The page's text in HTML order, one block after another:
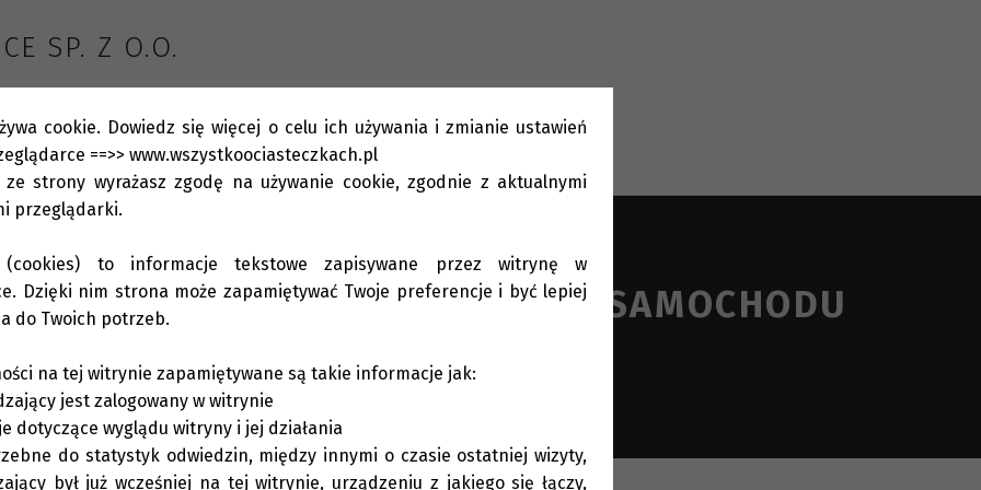
cookie. Dowiedz się więcej o celu ich używania i zmianie ustawień
==>> www.wszystkoociasteczkach.pl
ze strony wyrażasz zgodę na używanie cookie, zgodnie z aktualnymi
przeglądarki.
(cookies) to informacje tekstowe zapisywane przez witrynę w
Dzięki nim strona może zapamiętywać Twoje preferencje i być lepiej
do Twoich potrzeb.
na tej witrynie zapamiętywane są takie informacje jak:
jest zalogowany w witrynie
dotyczące wyglądu witryny i jej działania
do statystyk odwiedzin, między innymi o czasie ostatniej wizyty,
był już wcześniej na tej witrynie, urządzeniu z jakiego się łączy,
SP. Z O.O.
Klienta Informacje Kontakt
NA SPRZEDAŻ SAMOCHODU